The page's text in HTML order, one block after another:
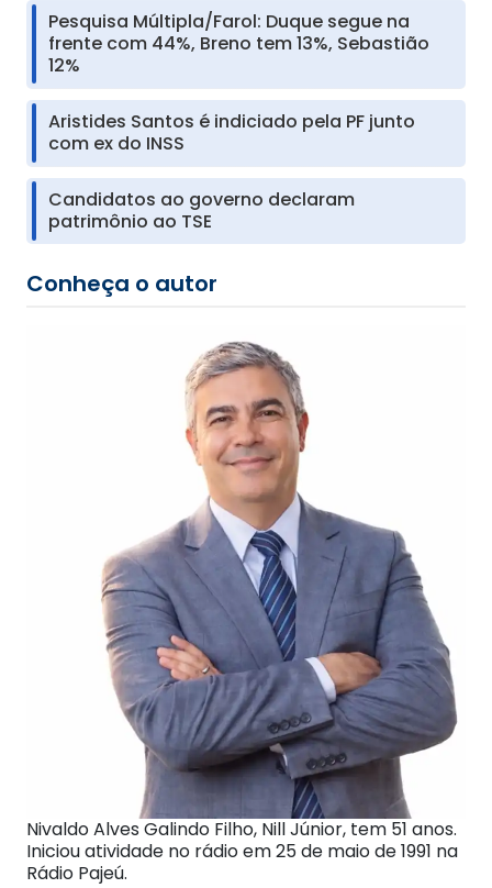
Pesquisa Múltipla/Farol: Duque segue na
frente com 44%, Breno tem 13%, Sebastião
12%
Aristides Santos é indiciado pela PF junto
com ex do INSS
Candidatos ao governo declaram
patrimônio ao TSE
Conheça o autor
Nivaldo Alves Galindo Filho, Nill Júnior, tem 51 anos.
Iniciou atividade no rádio em 25 de maio de 1991 na
Rádio Pajeú.